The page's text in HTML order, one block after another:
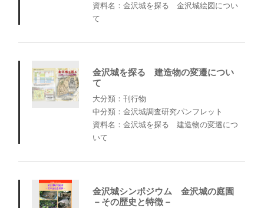
資料名：金沢城を探る 金沢城絵図につい
て
金沢城を探る 建造物の変遷につい
て
大分類：刊行物
中分類：金沢城調査研究パンフレット
資料名：金沢城を探る 建造物の変遷につ
いて
金沢城シンポジウム 金沢城の庭園
－その歴史と特徴－